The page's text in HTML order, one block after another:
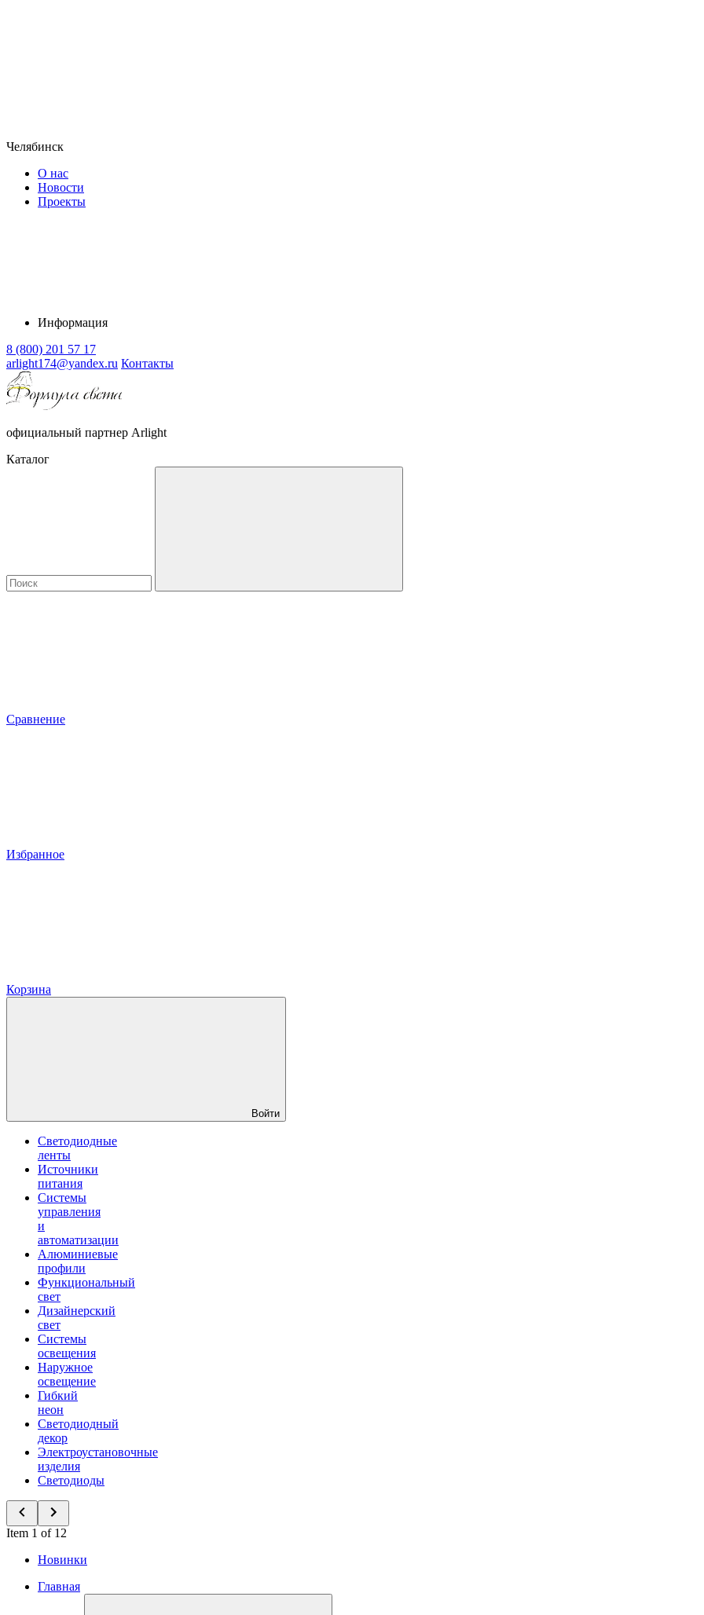
Челябинск
О нас
Новости
Проекты
Информация
8 (800) 201 57 17
arlight174@yandex.ru Контакты
официальный партнер Arlight
Каталог
Сравнение
Избранное
Корзина
Войти
Светодиодные
ленты
Источники
питания
Системы
управления
и
автоматизации
Алюминиевые
профили
Функциональный
свет
Дизайнерский
свет
Системы
освещения
Наружное
освещение
Гибкий
неон
Светодиодный
декор
Электроустановочные
изделия
Светодиоды
Item 1 of 12
Новинки
Главная